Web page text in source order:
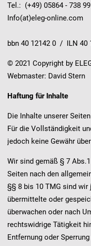
Tel.: (+49) 05864 - 738
Info(at)eleg-online.com
bbn 40 12142 0 / ILN 40
© 2021 Copyright by
Webmaster: David Stern
Haftung für Inhalte
Die Inhalte unserer
Für die Vollständigkeit
jedoch keine Gewähr
Wir sind gemäß § 7
Seiten nach den
§§ 8 bis 10 TMG sind
übermittelte oder
überwachen oder nach
rechtswidrige Tätigkeit
Entfernung oder